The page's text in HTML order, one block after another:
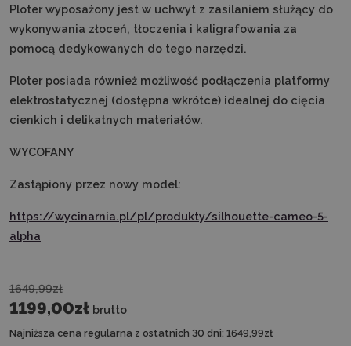
Ploter wyposażony jest w uchwyt z zasilaniem służący do
wykonywania złoceń, tłoczenia i kaligrafowania za
pomocą dedykowanych do tego narzędzi.
Ploter posiada również możliwość podłączenia platformy
elektrostatycznej (dostępna wkrótce) idealnej do cięcia
cienkich i delikatnych materiałów.
WYCOFANY
Zastąpiony przez nowy model:
https://wycinarnia.pl/pl/produkty/silhouette-cameo-5-
alpha
1649,99zł
1199,00zł brutto
Najniższa cena regularna z ostatnich 30 dni: 1649,99zł